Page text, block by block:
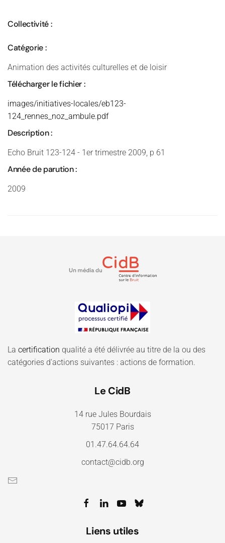
Collectivité :
Catégorie :
Animation des activités culturelles et de loisir
Télécharger le fichier :
images/initiatives-locales/eb123-
124_rennes_noz_ambule.pdf
Description :
Echo Bruit 123-124 - 1er trimestre 2009, p 61
Année de parution :
2009
La certification qualité a été délivrée au titre de la ou des
catégories d'actions suivantes : actions de formation.
Le CidB
14 rue Jules Bourdais
75017 Paris
01.47.64.64.64
contact@cidb.org
Liens utiles